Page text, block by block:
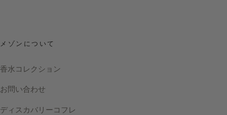
メゾンについて
香水コレクション
お問い合わせ
ディスカバリーコフレ